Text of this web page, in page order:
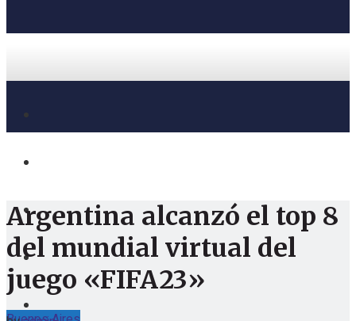
Argentina alcanzó el top 8
del mundial virtual del
juego «FIFA23»